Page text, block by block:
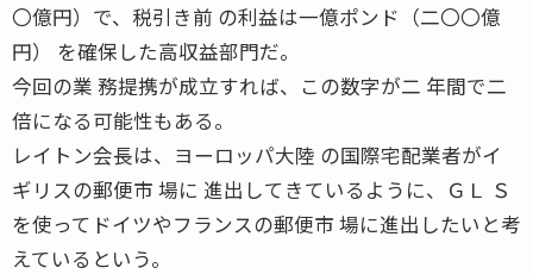
〇億円）で、税引き前 の利益は一億ポンド（二〇〇億
円） を確保した高収益部門だ。
今回の業 務提携が成立すれば、この数字が二 年間で二
倍になる可能性もある。
レイトン会長は、ヨーロッパ大陸 の国際宅配業者がイ
ギリスの郵便市 場に 進出してきているように、ＧＬ Ｓ
を使ってドイツやフランスの郵便市 場に進出したいと考
えているという。